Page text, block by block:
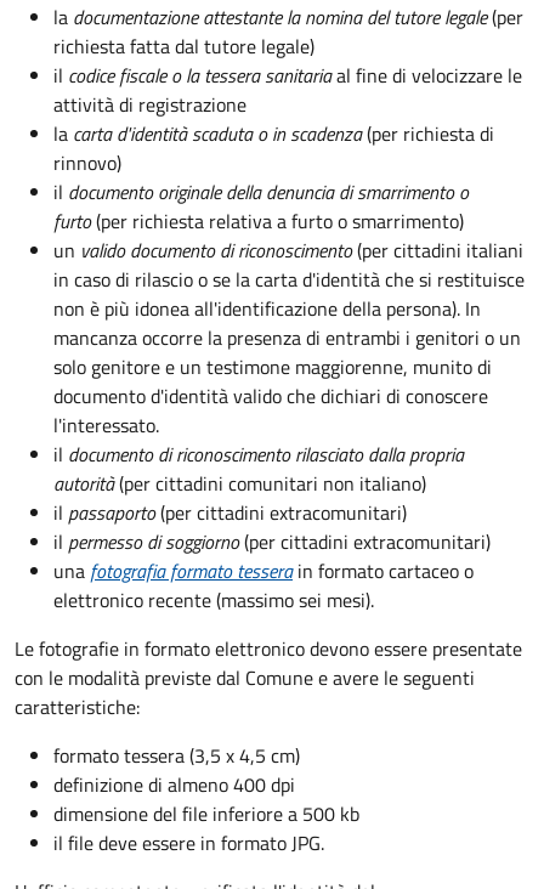
la documentazioneattestante la nomina del tutore legale(per
richiesta fatta dal tutore legale)
il codice fiscale o la tessera sanitariaal fine di velocizzare le
attività di registrazione
la carta d'identità scaduta o in scadenza(per richiesta di
rinnovo)
il documento originale della denuncia di smarrimento o
furto(per richiesta relativa a furto o smarrimento)
un valido documento di riconoscimento(per cittadini italiani
in caso di rilascio o se la carta d'identità che si restituisce
non è più idonea all'identificazione della persona). In
mancanza occorre la presenza di entrambi i genitori o un
solo genitore e un testimone maggiorenne, munito di
documento d'identità valido che dichiari di conoscere
l'interessato.
il documento di riconoscimento rilasciato dalla propria
autorità(per cittadini comunitari non italiano)
il passaporto(per cittadini extracomunitari)
il permesso di soggiorno(per cittadini extracomunitari)
una fotografia formato tessera in formato cartaceo o
elettronico recente (massimo sei mesi).
Le fotografie in formato elettronico devono essere presentate
con le modalità previste dal Comune e avere le seguenti
caratteristiche:
formato tessera (3,5 x 4,5 cm)
definizione di almeno 400 dpi
dimensione del file inferiore a 500 kb
il file deve essere in formato JPG.